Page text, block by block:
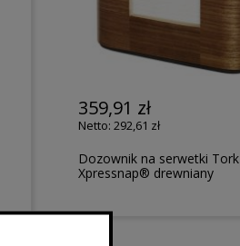
359,91 zł
292,61 zł
Dozownik na serwetki Tork
Xpressnap® drewniany